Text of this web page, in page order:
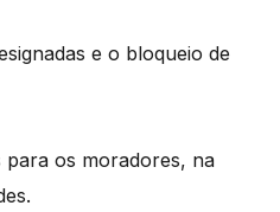
e o bloqueio de
para os moradores, na